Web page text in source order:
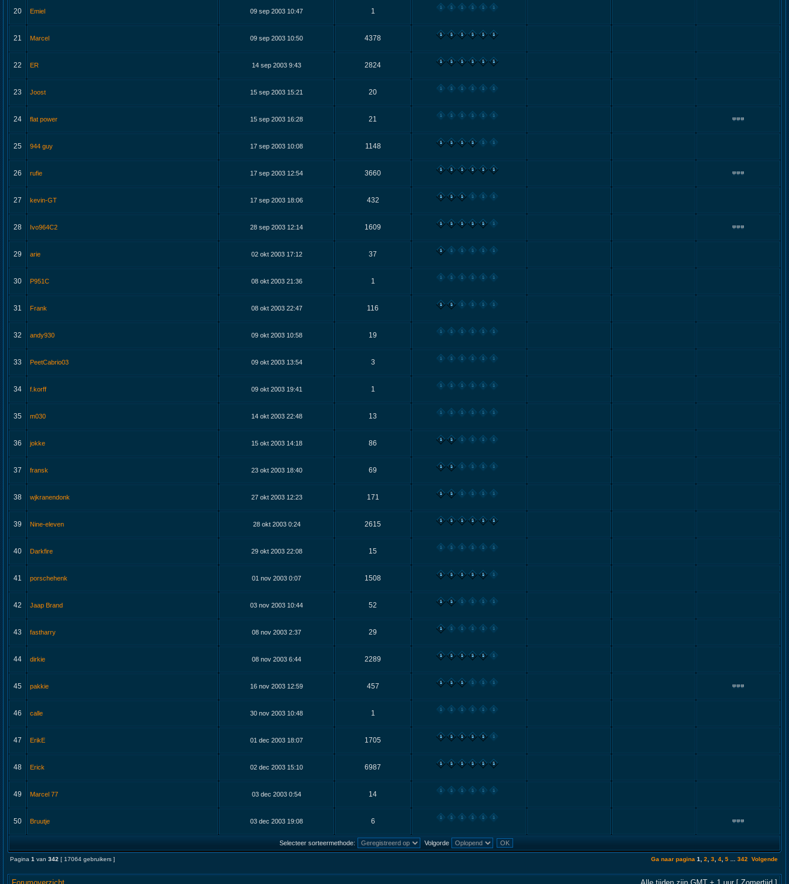
20 Emiel 09 sep 2003 10:47 1
21 Marcel 09 sep 2003 10:50 4378
22 ER 14 sep 2003 9:43 2824
23 Joost 15 sep 2003 15:21 20
24 flat power 15 sep 2003 16:28 21
25 944 guy 17 sep 2003 10:08 1148
26 rufie 17 sep 2003 12:54 3660
27 kevin-GT 17 sep 2003 18:06 432
28 Ivo964C2 28 sep 2003 12:14 1609
29 arie 02 okt 2003 17:12 37
30 P951C 08 okt 2003 21:36 1
31 Frank 08 okt 2003 22:47 116
32 andy930 09 okt 2003 10:58 19
33 PeetCabrio03 09 okt 2003 13:54 3
34 f.korff 09 okt 2003 19:41 1
35 m030 14 okt 2003 22:48 13
36 jokke 15 okt 2003 14:18 86
37 fransk 23 okt 2003 18:40 69
38 wjkranendonk 27 okt 2003 12:23 171
39 Nine-eleven 28 okt 2003 0:24 2615
40 Darkfire 29 okt 2003 22:08 15
41 porschehenk 01 nov 2003 0:07 1508
42 Jaap Brand 03 nov 2003 10:44 52
43 fastharry 08 nov 2003 2:37 29
44 dirkie 08 nov 2003 6:44 2289
45 pakkie 16 nov 2003 12:59 457
46 calle 30 nov 2003 10:48 1
47 ErikE 01 dec 2003 18:07 1705
48 Erick 02 dec 2003 15:10 6987
49 Marcel 77 03 dec 2003 0:54 14
50 Bruutje 03 dec 2003 19:08 6
Selecteer sorteermethode: Volgorde
Pagina 1 van 342 [ 17064 gebruikers ] Ga naar pagina 1 2 3 4 5 342 Volgende